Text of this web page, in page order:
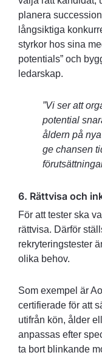
planera
långsiktiga
styrkor hos sina
potentials” och
ledarskap.
”Vi ser att
potential
åldern på
ge chansen
6. Rättvisa och
För att tester ska
rättvisa. Därför
rekryteringstester
olika behov.
Som exempel är
certifierade för att
utifrån kön, ålder
anpassas efter
ta bort blinkande